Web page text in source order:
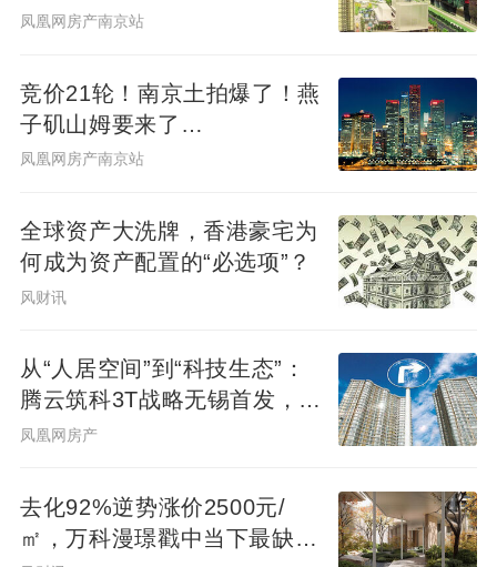
凤凰网房产南京站
竞价21轮！南京土拍爆了！燕
子矶山姆要来了…
凤凰网房产南京站
全球资产大洗牌，香港豪宅为
何成为资产配置的“必选项”？
风财讯
从“人居空间”到“科技生态”：
腾云筑科3T战略无锡首发，生
态圈协同重构未来人居
凤凰网房产
去化92%逆势涨价2500元/
㎡，万科漫璟戳中当下最缺的